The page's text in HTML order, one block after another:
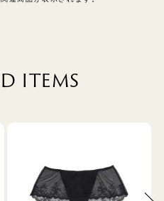
ITEMS